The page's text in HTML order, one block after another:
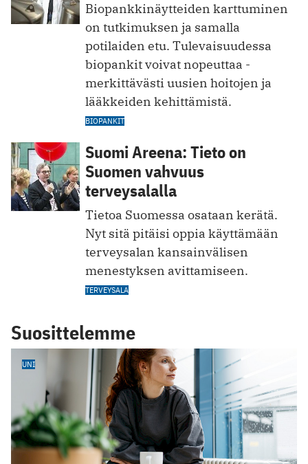
Biopankkinäytteiden karttuminen
on ­tutkimuksen ja samalla
potilaiden etu. ­Tulevaisuudessa
biopankit voivat nopeuttaa ­
merkittävästi uusien hoitojen ja
lääkkeiden kehittämistä.
BIOPANKIT
Suomi Areena: Tieto on
Suomen vahvuus
terveysalalla
Tietoa Suomessa osataan kerätä.
Nyt sitä pitäisi oppia käyttämään
terveysalan kansainvälisen
menestyksen avittamiseen.
TERVEYSALA
Suosittelemme
UNI